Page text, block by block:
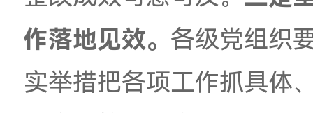
“十五五”高质量发展
是聚焦重点发力，以